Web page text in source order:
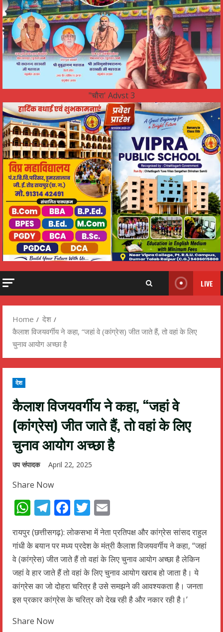
"चौरा' Advst 3
LIVE
Home
देश
कैलाश विजयवर्गीय ने कहा, “जहां वे (कांग्रेस) जीत जाते हैं, तो वहां के लिए
चुनाव आयोग अच्छा है
देश
कैलाश विजयवर्गीय ने कहा, “जहां वे
(कांग्रेस) जीत जाते हैं, तो वहां के लिए
चुनाव आयोग अच्छा है
उप संपादक April 22, 2025
Share Now
WhatsApp
Telegram
Facebook
Twitter
रायपुर (छत्तीसगढ़): लोकसभा में नेता प्रतिपक्ष और कांग्रेस सांसद राहुल
गांधी के बयान पर मध्य प्रदेश के मंत्री कैलाश विजयवर्गीय ने कहा, “जहां
वे (कांग्रेस) जीत जाते हैं तो वहां के लिए चुनाव आयोग अच्छा है लेकिन
जहां वे हार जाते हैं तो वहां के लिए चुनाव आयोग खराब हो जाता है। ये
कांग्रेस का जो दोहरा चरित्र है उसे समझने की आवश्यकता है। जनता
इस प्रकार कांग्रेस के चरित्र को देख रही है और नकार रही है।’
Share Now